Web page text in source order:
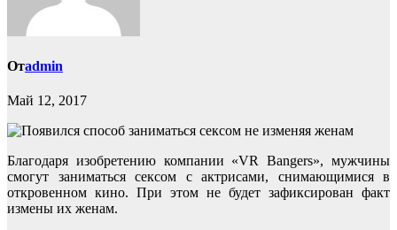
Отadmin
Май 12, 2017
Благодаря изобретению компании «VR Bangers», мужчины
смогут заниматься сексом с актрисами, снимающимися в
откровенном кино. При этом не будет зафиксирован факт
измены их женам.